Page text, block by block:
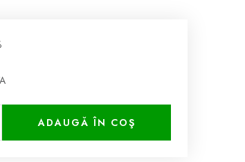
ADAUGĂ ÎN COŞ